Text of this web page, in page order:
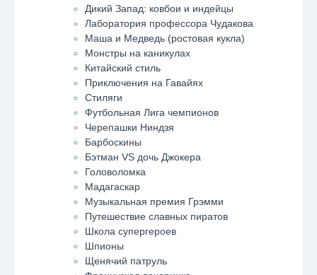
Дикий Запад: ковбои и индейцы
Лаборатория профессора Чудакова
Маша и Медведь (ростовая кукла)
Монстры на каникулах
Китайский стиль
Приключения на Гавайях
Стиляги
Футбольная Лига чемпионов
Черепашки Ниндзя
Барбоскины
Бэтман VS дочь Джокера
Головоломка
Мадагаскар
Музыкальная премия Грэмми
Путешествие славных пиратов
Школа супергероев
Шпионы
Щенячий патруль